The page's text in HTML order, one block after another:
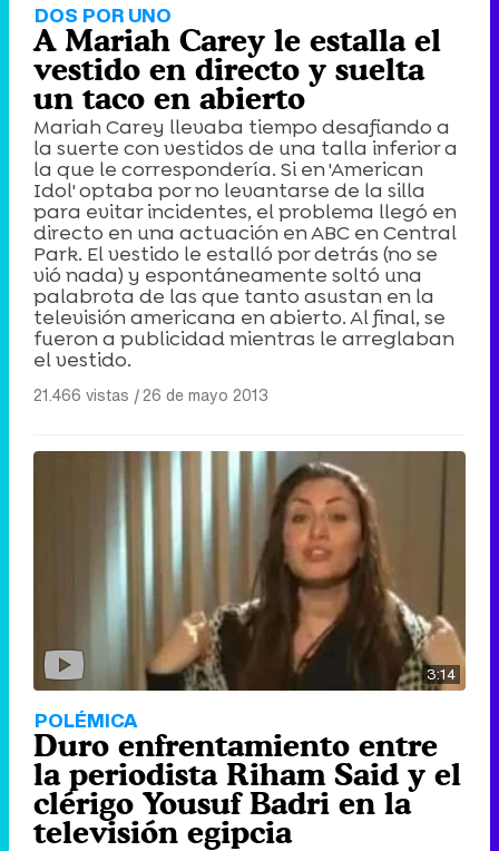
DOS POR UNO
A Mariah Carey le estalla el
vestido en directo y suelta
un taco en abierto
Mariah Carey llevaba tiempo desafiando a
la suerte con vestidos de una talla inferior a
la que le correspondería. Si en 'American
Idol' optaba por no levantarse de la silla
para evitar incidentes, el problema llegó en
directo en una actuación en ABC en Central
Park. El vestido le estalló por detrás (no se
vió nada) y espontáneamente soltó una
palabrota de las que tanto asustan en la
televisión americana en abierto. Al final, se
fueron a publicidad mientras le arreglaban
el vestido.
21.466 vistas |26 de mayo 2013
3:14
POLÉMICA
Duro enfrentamiento entre
la periodista Riham Said y el
clérigo Yousuf Badri en la
televisión egipcia